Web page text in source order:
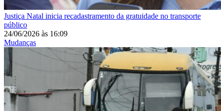
Justiça Natal inicia recadastramento da gratuidade no transporte
público
24/06/2026 às 16:09
Mudanças